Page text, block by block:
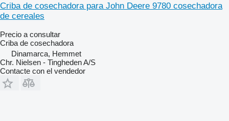
Criba de cosechadora para John Deere 9780 cosechadora
de cereales
Precio a consultar
Criba de cosechadora
Dinamarca, Hemmet
Chr. Nielsen - Tingheden A/S
Contacte con el vendedor